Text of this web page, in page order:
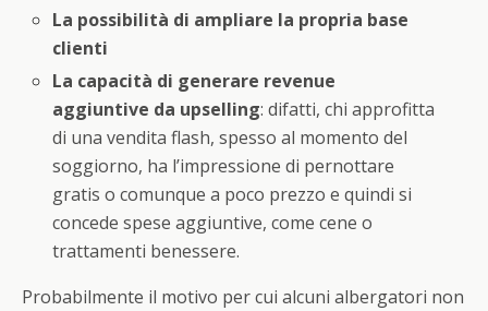
La possibilità di ampliare la propria base
clienti
La capacità di generare revenue
aggiuntive da upselling: difatti, chi approfitta
di una vendita flash, spesso al momento del
soggiorno, ha l’impressione di pernottare
gratis o comunque a poco prezzo e quindi si
concede spese aggiuntive, come cene o
trattamenti benessere.
Probabilmente il motivo per cui alcuni albergatori non